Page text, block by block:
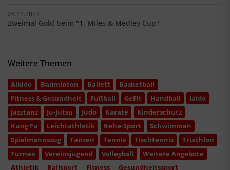
25.11.2023
Zweimal Gold beim "1. Miles & Medley Cup"
Weitere Themen
Aikido Badminton Ballett
Basketball
Fitness & Gesundheit
Fußball GeFit Handball
Iaido
Jazztanz
Ju-Jutsu Judo Karate
Kinderschutz
Kung Fu
Leichtathletik Reha-Sport
Schwimmen
Spielmannszug
Tanzen Tennis Tischtennis
Triathlon
Turnen
Vereinsjugend Volleyball
Weitere Angebote
Athletik
Ballsport Fitness
Gesundheitssport